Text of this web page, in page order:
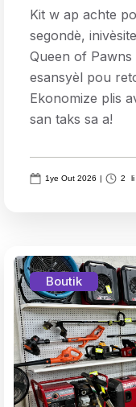
Kit w ap achte
segondè,
Queen of
esansyèl pou
Ekonomize plis
san taks sa a!
1ye Out 2026 | 2 li
Boutik